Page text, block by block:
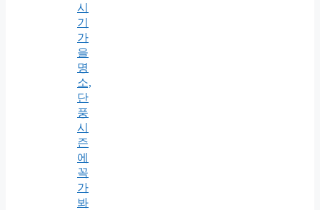
시
기
가
을
명
소,
단
풍
시
즌
에
꼭
가
봐